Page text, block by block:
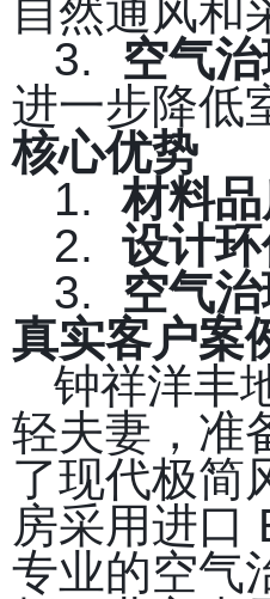
自然通风和
3.
空气
进一步降低
核心优势
1.
材料
2.
设计
3.
空气
真实客户案
钟祥洋丰
轻夫妻，准
了现代极简
房采用进口
专业的空气